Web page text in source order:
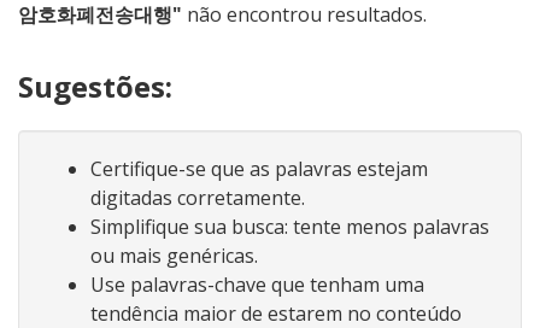
암호화폐전송대행" não encontrou resultados.
Sugestões:
Certifique-se que as palavras estejam
digitadas corretamente.
Simplifique sua busca: tente menos palavras
ou mais genéricas.
Use palavras-chave que tenham uma
tendência maior de estarem no conteúdo